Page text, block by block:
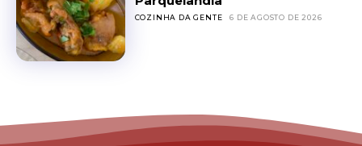
COZINHA DA GENTE 6 DE AGOSTO DE 2026